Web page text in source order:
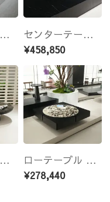
センターテーブル 天然大理石 幅110cm×110cm ローテーブル グリーンマーブル 高級モダンデザイン センターテーブル スチールベース サイズオーダー可能 jrjj-8598
センターテーブル 天然大理石ローテーブル 幅110cm×110cm ボルドーマーブル 高級モダンデザイン スクエアセンターテーブル 110cm×110cm サイズオーダー可能 jrjj-8653
¥458,850
センターテーブル セット 天然大理石ローテーブル ブラックブロンズ調 高級モダンデザイン ラグジュアリーセンターテーブル 直径100cm+直径50cm サイズオーダー可能 jrjj-8239A
ローテーブル 天然大理石×無垢材 幅110cm センターテーブル ブラックモダンデザイン 高級リビング ローテーブル 110cm×110cm サイズオーダー可能 jrjj-8576
¥278,440